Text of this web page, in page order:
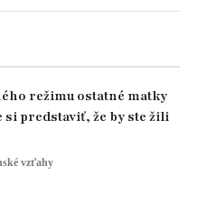
si predstaviť, že by ste žili
vzťahy